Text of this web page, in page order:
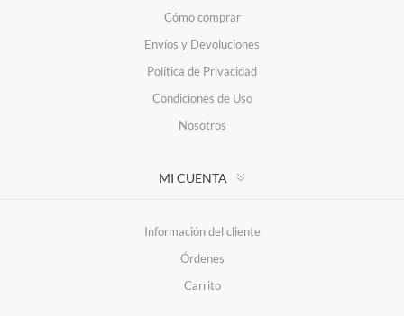
Cómo comprar
Envíos y Devoluciones
Política de Privacidad
Condiciones de Uso
Nosotros
MI CUENTA
Información del cliente
Órdenes
Carrito